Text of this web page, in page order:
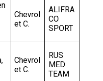
Chevrol
et C.
ALIFRA
CO
SPORT
Chevrol
et C.
RUS
MED
TEAM